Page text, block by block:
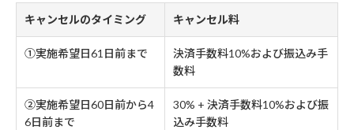
キャンセルのタイミング キャンセル料
①実施希望日61日前まで
決済手数料10%および振込み手
数料
②実施希望日60日前から4
6日前まで
30% + 決済手数料10%および振
込み手数料